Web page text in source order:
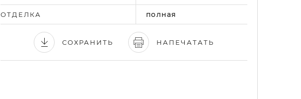
ОТДЕЛКА полная
СОХРАНИТЬ НАПЕЧАТАТЬ